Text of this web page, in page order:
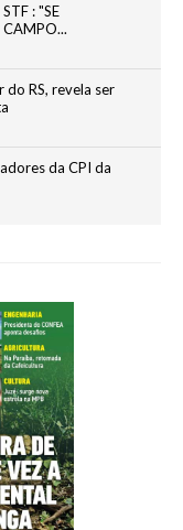
: "SE
CAMPO...
RS, revela ser
da CPI da